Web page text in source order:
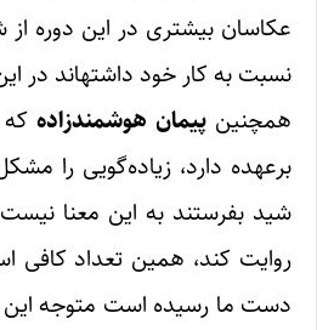
عکاسان بیشتری در این دوره
نسبت به کار خود داشته‎اند در این رویداد شرکت کنند و آثار آنان از سطح قابل‌قبولی از کیفیت برخوردار است.»
همچنین پیمان هوشمندزادهکه
روایت کند، همین تعداد کافی